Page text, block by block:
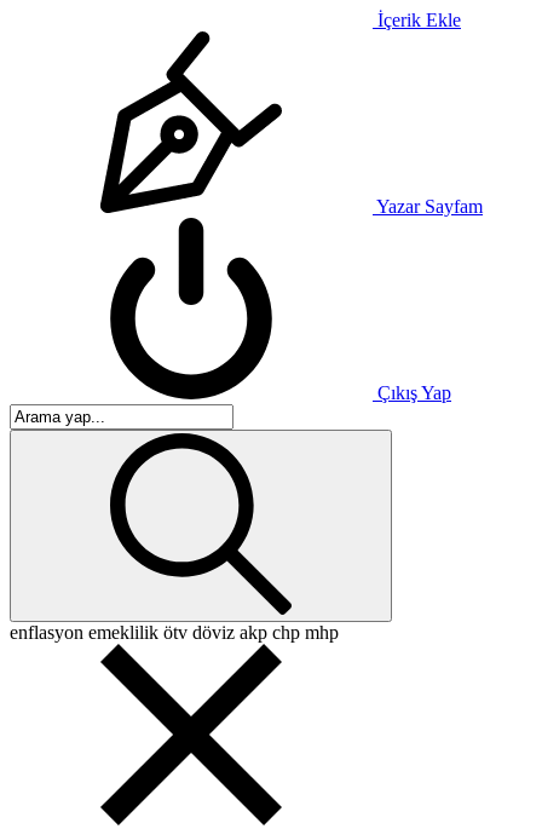
İçerik Ekle
Yazar Sayfam
Çıkış Yap
enflasyon emeklilik ötv döviz akp chp mhp